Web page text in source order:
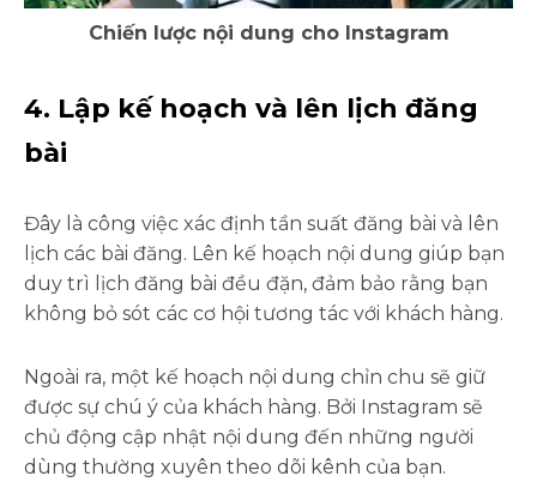
Chiến lược nội dung cho Instagram
4. Lập kế hoạch và lên lịch đăng
bài
Đây là công việc xác định tần suất đăng bài và lên
lịch các bài đăng. Lên kế hoạch nội dung giúp bạn
duy trì lịch đăng bài đều đặn, đảm bảo rằng bạn
không bỏ sót các cơ hội tương tác với khách hàng.
Ngoài ra, một kế hoạch nội dung chỉn chu sẽ giữ
được sự chú ý của khách hàng. Bởi Instagram sẽ
chủ động cập nhật nội dung đến những người
dùng thường xuyên theo dõi kênh của bạn.